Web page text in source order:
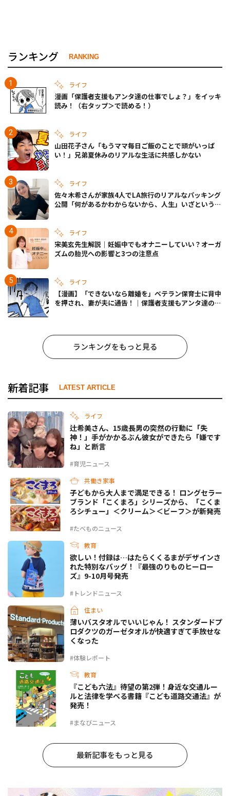
ランキング RANKING
ライフ
漫画「保護者支援もアンタ達の仕事でしょ？」をイッキ
読み！（右タップ＞で読める！）
ライフ
山田花子さん「もうママ毎日ご飯のことで頭がいっぱ
い！」兄弟夏休みのリアルな生活に共感しかない
ライフ
佐々木希さんが家族4人でLA旅行のリアルなパッキング
公開「何があるかわからないから、人生」いざというと
ライフ
宋美玄先生解説｜妊娠中でもオナニーしていい？オーガ
ズムの胎児への影響と3つの注意点
ライフ
【漫画】「できないなら離婚を」ベテラン保育士に背中
を押され、妻が夫に通告！｜保護者支援もアンタ達の仕
ランキングをもっと見る
新着記事 LATEST ARTICLE
ライフ
#育児ニュース
辻希美さん、15歳長男の突然の行動に「失
神！」手がかかるぶん彼女ができたら「嫌です
ね」と断言
共働き家事
#たべものニュース
子どもから大人まで満足できる！ ロングセラー
ブランド「こくまろ」シリーズから、「こくま
ろシチュー」＜クリーム＞＜ビーフ＞が新発売
教育
#トレンドニュース
欲しい！付録は…はたらくくるまがデザインさ
れた特別なバッグ！『最強のりものヒーロー
ズ』9-10月号発売
住まい
#体験レポート
薄いバスタオルでいいじゃん！ スタンダードプ
ロダクツのガーゼタオルが快適すぎて手放せな
くなった
教育
#まなびニュース
『こども六法』待望の第2弾！身近な交通ルー
ルと法律を学べる書籍『こども道路交通法』が
発売！
最新記事をもっと見る